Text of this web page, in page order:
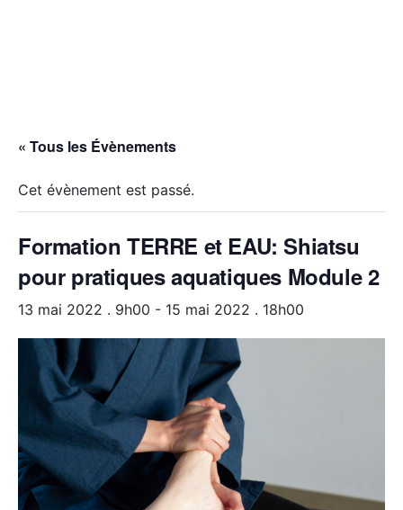
« Tous les Évènements
Cet évènement est passé.
Formation TERRE et EAU: Shiatsu
pour pratiques aquatiques Module 2
13 mai 2022 . 9h00 - 15 mai 2022 . 18h00